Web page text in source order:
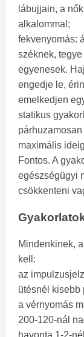
lábujjain, a
alkalommal;
fekvenyomás:
széknek,
egyenesek.
engedje le,
emelkedjen
statikus
maximális
Fontos. A
egészségügyi
csökkenteni
Mindenkinek,
kell:
az
ütésnél kisebb
a vérnyomás
200-120-nál
havonta 1-2-